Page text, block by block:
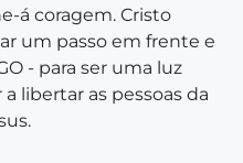
á coragem. Cristo
um passo em frente e
- para ser uma luz
libertar as pessoas da